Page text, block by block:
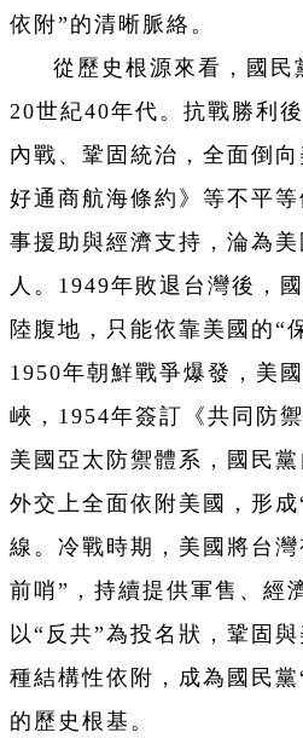
依附”的清晰脈絡。
從歷史根源來看，國民
20世紀40年代。抗戰勝利
內戰、鞏固統治，全面倒
好通商航海條約》等不平
事援助與經濟支持，淪為
人。1949年敗退台灣後，
陸腹地，只能依靠美國的“
1950年朝鮮戰爭爆發，美
峽，1954年簽訂《共同防
美國亞太防禦體系，國民黨
外交上全面依附美國，形
線。冷戰時期，美國將台
前哨”，持續提供軍售、經
以“反共”為投名狀，鞏固
種結構性依附，成為國民
的歷史根基。